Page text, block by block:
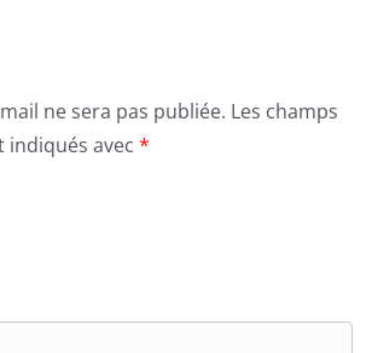
ne sera pas publiée. Les champs
avec *